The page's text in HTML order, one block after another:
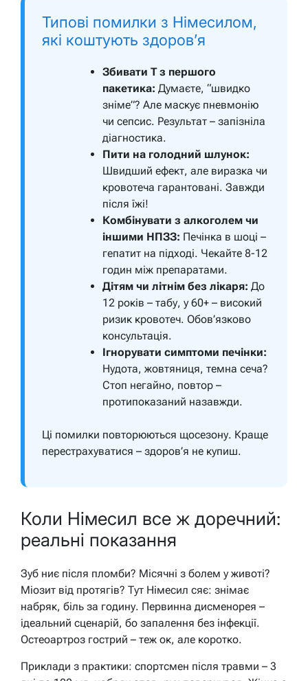
Типові помилки з Німесилом,
які коштують здоров’я
Збивати T з першого
пакетика: Думаєте, “швидко
зніме”? Але маскує пневмонію
чи сепсис. Результат – запізніла
діагностика.
Пити на голодний шлунок:
Швидший ефект, але виразка чи
кровотеча гарантовані. Завжди
після їжі!
Комбінувати з алкоголем чи
іншими НПЗЗ: Печінка в шоці –
гепатит на підході. Чекайте 8-12
годин між препаратами.
Дітям чи літнім без лікаря: До
12 років – табу, у 60+ – високий
ризик кровотеч. Обов’язково
консультація.
Ігнорувати симптоми печінки:
Нудота, жовтяниця, темна сеча?
Стоп негайно, повтор –
протипоказаний назавжди.
Ці помилки повторюються щосезону. Краще
перестрахуватися – здоров’я не купиш.
Коли Німесил все ж доречний:
реальні показання
Зуб ниє після пломби? Місячні з болем у животі?
Міозит від протягів? Тут Німесил сяє: знімає
набряк, біль за годину. Первинна дисменорея –
ідеальний сценарій, бо запалення без інфекції.
Остеоартроз гострий – теж ок, але коротко.
Приклади з практики: спортсмен після травми – 3